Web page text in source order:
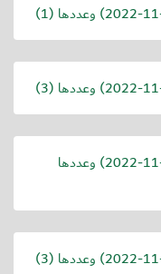
2022-) وعددها (1)
2022-) وعددها (3)
2022-) وعددها
2022-) وعددها (3)